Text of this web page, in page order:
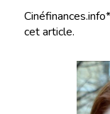
cet article.